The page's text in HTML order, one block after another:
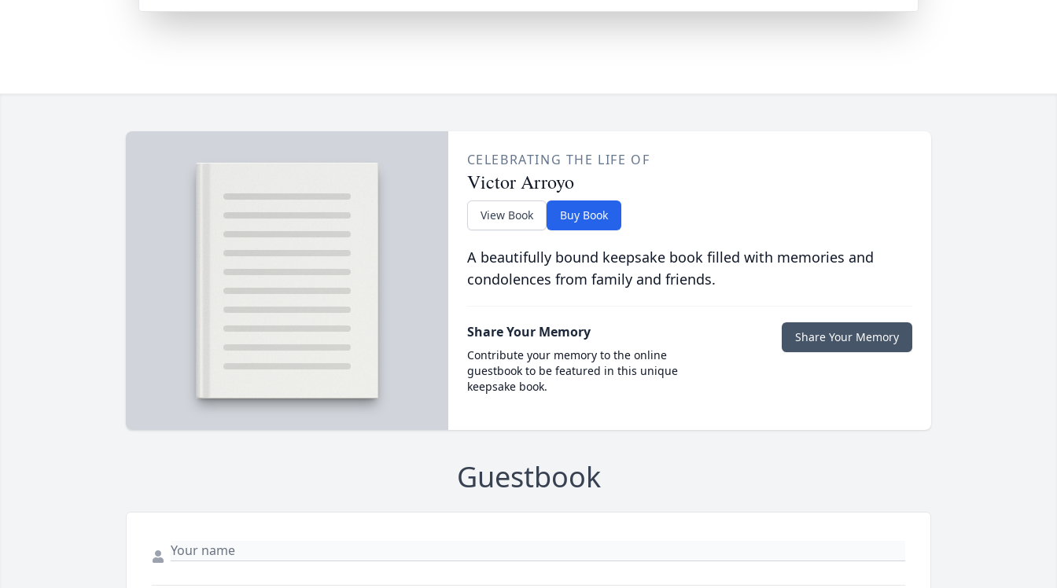
CELEBRATING THE LIFE OF
Victor Arroyo
View Book Buy Book
A beautifully bound keepsake book filled with memories and
condolences from family and friends.
Share Your Memory
Contribute your memory to the online
guestbook to be featured in this unique
keepsake book.
Share Your Memory
Guestbook